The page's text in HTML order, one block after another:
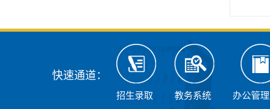
快速通道：
招生录取 教务系统 办公管